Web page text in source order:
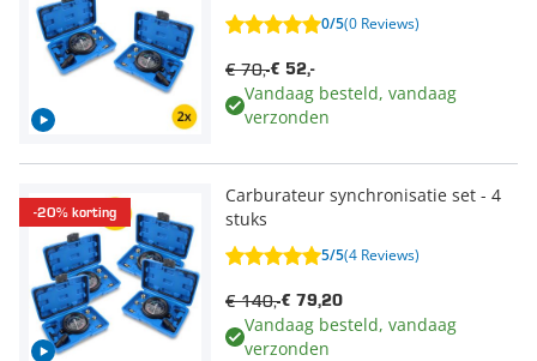
0/5(0 Reviews)
€ 52,-
€ 70,-
Vandaag besteld, vandaag
verzonden
-20% korting
Carburateur synchronisatie set - 4
stuks
5/5(4 Reviews)
€ 79,20
€ 140,-
Vandaag besteld, vandaag
verzonden